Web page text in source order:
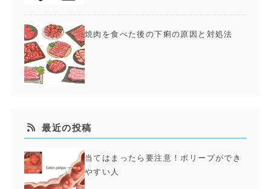
焼肉を食べた後の下痢の原因と対処法
最近の投稿
当てはまったら要注意！ポリープができ
やすい人